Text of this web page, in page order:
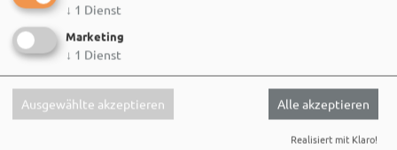
↓ 1 Dienst
Marketing
↓ 1 Dienst
Ausgewählte akzeptieren Alle akzeptieren
Realisiert mit Klaro!